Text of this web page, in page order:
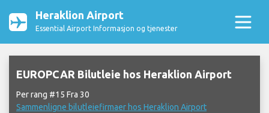
Heraklion Airport
Essential Airport Informasjon og tjenester
EUROPCAR Bilutleie hos Heraklion Airport
Per rang #15 Fra 30
Sammenligne bilutleiefirmaer hos Heraklion Airport